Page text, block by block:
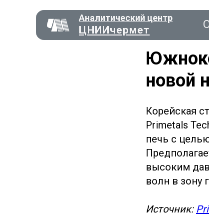
ЦНИИчермет
Аналитический центр
новой
Корейская
Primetals
печь с
высоким
волн в зону
Источник: